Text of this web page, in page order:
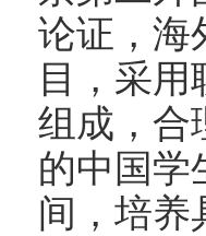
论证，海
目，采
组成，合
的中国学
间，培养